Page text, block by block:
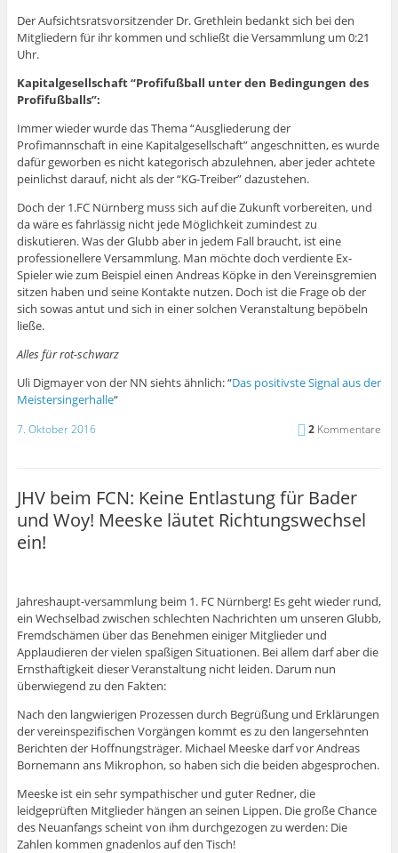
Der Aufsichtsratsvorsitzender Dr. Grethlein bedankt sich bei den
Mitgliedern für ihr kommen und schließt die Versammlung um 0:21
Uhr.
Kapitalgesellschaft “Profifußball unter den Bedingungen des
Profifußballs”:
Immer wieder wurde das Thema “Ausgliederung der
Profimannschaft in eine Kapitalgesellschaft” angeschnitten, es wurde
dafür geworben es nicht kategorisch abzulehnen, aber jeder achtete
peinlichst darauf, nicht als der “KG-Treiber” dazustehen.
Doch der 1.FC Nürnberg muss sich auf die Zukunft vorbereiten, und
da wäre es fahrlässig nicht jede Möglichkeit zumindest zu
diskutieren. Was der Glubb aber in jedem Fall braucht, ist eine
professionellere Versammlung. Man möchte doch verdiente Ex-
Spieler wie zum Beispiel einen Andreas Köpke in den Vereinsgremien
sitzen haben und seine Kontakte nutzen. Doch ist die Frage ob der
sich sowas antut und sich in einer solchen Veranstaltung bepöbeln
ließe.
Alles für rot-schwarz
Uli Digmayer von der NN siehts ähnlich: “Das positivste Signal aus der
Meistersingerhalle“
7. Oktober 2016 2 Kommentare
JHV beim FCN: Keine Entlastung für Bader
und Woy! Meeske läutet Richtungswechsel
ein!
Jahreshaupt-versammlung beim 1. FC Nürnberg! Es geht wieder rund,
ein Wechselbad zwischen schlechten Nachrichten um unseren Glubb,
Fremdschämen über das Benehmen einiger Mitglieder und
Applaudieren der vielen spaßigen Situationen. Bei allem darf aber die
Ernsthaftigkeit dieser Veranstaltung nicht leiden. Darum nun
überwiegend zu den Fakten:
Nach den langwierigen Prozessen durch Begrüßung und Erklärungen
der vereinspezifischen Vorgängen kommt es zu den langersehnten
Berichten der Hoffnungsträger. Michael Meeske darf vor Andreas
Bornemann ans Mikrophon, so haben sich die beiden abgesprochen.
Meeske ist ein sehr sympathischer und guter Redner, die
leidgeprüften Mitglieder hängen an seinen Lippen. Die große Chance
des Neuanfangs scheint von ihm durchgezogen zu werden: Die
Zahlen kommen gnadenlos auf den Tisch!